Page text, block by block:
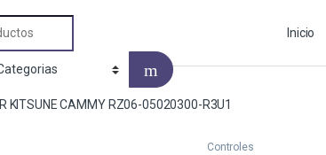
Inicio
KITSUNE CAMMY RZ06-05020300-R3U1
Controles